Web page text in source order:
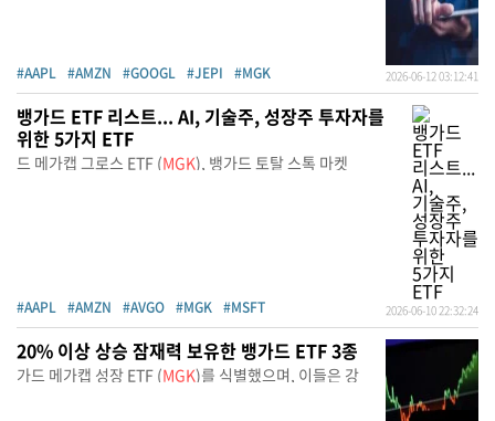
#AAPL #AMZN #GOOGL #JEPI #MGK 2026-06-12 03:12:41
뱅가드 ETF 리스트... AI, 기술주, 성장주 투자자를
위한 5가지 ETF
드 메가캡 그로스 ETF (MGK), 뱅가드 토탈 스톡 마켓
#AAPL #AMZN #AVGO #MGK #MSFT 2026-06-10 22:32:24
20% 이상 상승 잠재력 보유한 뱅가드 ETF 3종
가드 메가캡 성장 ETF (MGK)를 식별했으며, 이들은 강